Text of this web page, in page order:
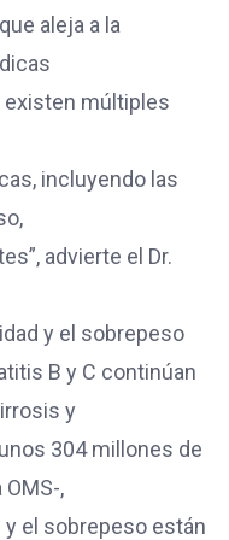
aleja a la
existen múltiples
incluyendo las
advierte el Dr.
y el sobrepeso
B y C continúan
y
304 millones de
,
el sobrepeso están